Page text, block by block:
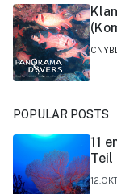
POPULAR POSTS
11
Teil